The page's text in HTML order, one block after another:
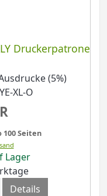
Druckerpatrone
(5%)
XL-O
100 Seiten
Lager
Details